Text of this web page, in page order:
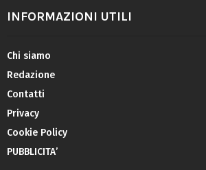
INFORMAZIONI UTILI
Chi siamo
Redazione
Contatti
Privacy
Cookie Policy
PUBBLICITA’